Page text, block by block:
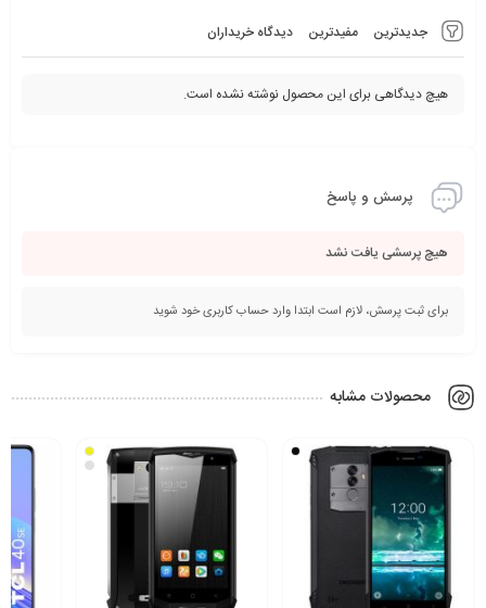
جدیدترین مفیدترین دیدگاه خریداران
هیچ دیدگاهی برای این محصول نوشته نشده است.
پرسش و پاسخ
هیچ پرسشی یافت نشد
برای ثبت پرسش، لازم است ابتدا وارد حساب کاربری خود شوید
محصولات مشابه